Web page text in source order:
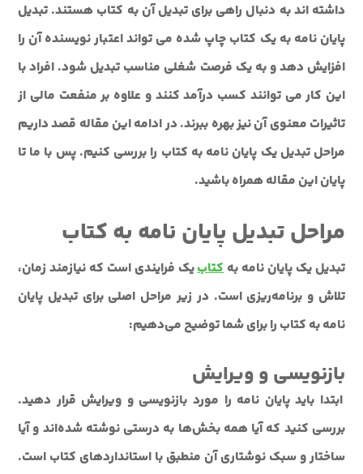
داشته اند به دنبال راهی برای تبدیل آن به کتاب هستند. تبدیل
پایان نامه به یک کتاب چاپ شده می تواند اعتبار نویسنده آن را
افزایش دهد و به یک فرصت شغلی مناسب تبدیل شود. افراد با
این کار می توانند کسب درآمد کنند و علاوه بر منفعت مالی از
تاثیرات معنوی آن نیز بهره ببرند. در ادامه این مقاله قصد داریم
مراحل تبدیل یک پایان نامه به کتاب را بررسی کنیم. پس با ما تا
پایان این مقاله همراه باشید.
مراحل تبدیل پایان نامه به کتاب
تبدیل یک پایان نامه بهکتابیک فرایندی است که نیازمند زمان،
تلاش و برنامه‌ریزی است. در زیر مراحل اصلی برای تبدیل پایان
نامه به کتاب را برای شما توضیح می‌دهیم:
بازنویسی و ویرایش
ابتدا باید پایان نامه را مورد بازنویسی و ویرایش قرار دهید.
بررسی کنید که آیا همه بخش‌ها به درستی نوشته شده‌اند و آیا
ساختار و سبک نوشتاری آن منطبق با استانداردهای کتاب است.